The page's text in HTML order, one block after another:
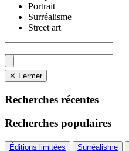
Portrait
Surréalisme
Street art
✕ Fermer
Recherches récentes
Recherches populaires
Éditions limitées Surréalisme